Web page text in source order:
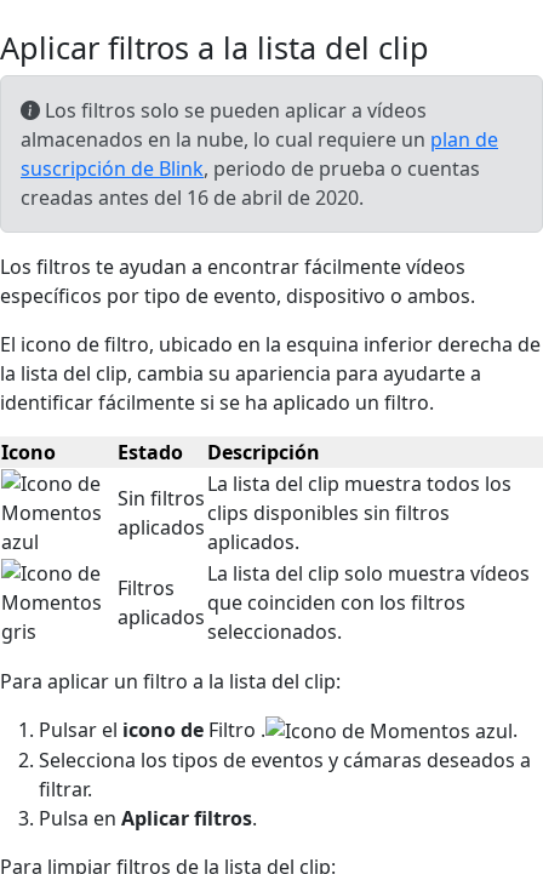
Aplicar filtros a la lista del clip
Los filtros solo se pueden aplicar a vídeos
almacenados en la nube, lo cual requiere un plan de
suscripción de Blink, periodo de prueba o cuentas
creadas antes del 16 de abril de 2020.
Los filtros te ayudan a encontrar fácilmente vídeos
específicos por tipo de evento, dispositivo o ambos.
El icono de filtro, ubicado en la esquina inferior derecha de
la lista del clip, cambia su apariencia para ayudarte a
identificar fácilmente si se ha aplicado un filtro.
Icono
Estado
Descripción
Sin filtros
aplicados
La lista del clip muestra todos los
clips disponibles sin filtros
aplicados.
Filtros
aplicados
La lista del clip solo muestra vídeos
que coinciden con los filtros
seleccionados.
Para aplicar un filtro a la lista del clip:
Pulsar el icono de Filtro .
.
Selecciona los tipos de eventos y cámaras deseados a
filtrar.
Pulsa en Aplicar filtros.
Para limpiar filtros de la lista del clip: